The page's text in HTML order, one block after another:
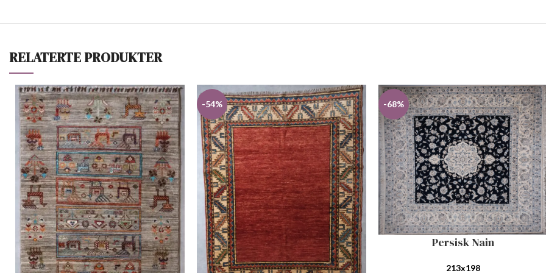
RELATERTE PRODUKTER
-54% -68%
LEGG I HANDLEKURVPersisk Nain
213x198